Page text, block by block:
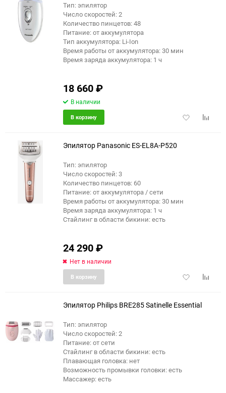
Тип: эпилятор
Число скоростей: 2
Количество пинцетов: 48
Питание: от аккумулятора
Тип аккумулятора: Li-Ion
Время работы от аккумулятора: 30 мин
Время заряда аккумулятора: 1 ч
18 660₽
В наличии
Добавить
В корзину
Эпилятор Panasonic ES-EL8A-P520
Тип: эпилятор
Число скоростей: 3
Количество пинцетов: 60
Питание: от аккумулятора / сети
Время работы от аккумулятора: 30 мин
Время заряда аккумулятора: 1 ч
Стайлинг в области бикини: есть
24 290₽
Нет в наличии
Добавить
В корзину
Эпилятор Philips BRE285 Satinelle Essential
Тип: эпилятор
Число скоростей: 2
Питание: от сети
Стайлинг в области бикини: есть
Плавающая головка: нет
Возможность промывки головки: есть
Массажер: есть